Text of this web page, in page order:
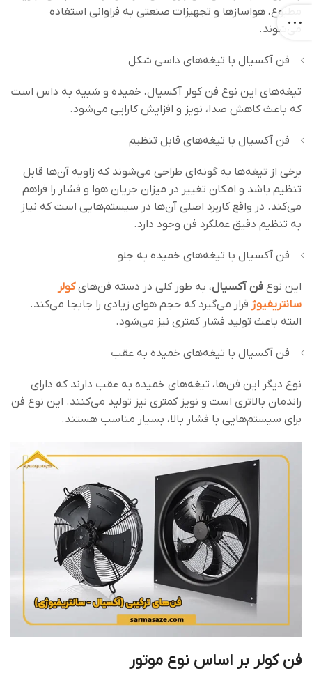
مطبوع، هواسازها و تجهیزات صنعتی به فراوانی استفاده
می‌شوند.
فن آکسیال با تیغه‌های داسی شکل
تیغه‌های این نوع فن کولر آکسیال، خمیده و شبیه به داس است
که باعث کاهش صدا، نویز و افزایش کارایی می‌شود.
فن آکسیال با تیغه‌های قابل تنظیم
برخی از تیغه‌ها به گونه‌ای طراحی می‌شوند که زاویه آن‌ها قابل
تنظیم باشد و امکان تغییر در میزان جریان هوا و فشار را فراهم
می‌کند. در واقع کاربرد اصلی آن‌ها در سیستم‌هایی است که نیاز
به تنظیم دقیق عملکرد فن وجود دارد.
فن آکسیال با تیغه‌های خمیده به جلو
این نوع فن‌ آکسیال، به طور کلی در دسته فن‌هایکولر
سانتریفیوژ قرار می‌گیرد که حجم هوای زیادی را جابجا می‌کند.
البته باعث تولید فشار کمتری نیز می‌شود.
فن آکسیال با تیغه‌های خمیده به عقب
نوع دیگر این فن‌ها، تیغه‌های خمیده به عقب دارند که دارای
راندمان بالاتری است و نویز کمتری نیز تولید می‌کنند. این نوع فن
برای سیستم‌هایی با فشار بالا، بسیار مناسب هستند.
فن کولر بر اساس نوع موتور